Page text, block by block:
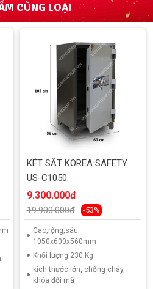
CÙNG LOẠI
KÉT SẮT KOREA SAFETY
US-C1050
9.300.000đ
19.900.000đ -53%
Cao,rộng,sâu:
1050x600x560mm
Khối lượng:230 Kg
kích thước lớn, chống cháy,
khóa đổi mã